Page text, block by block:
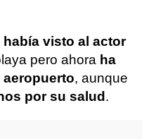
visto al actor
pero ahora ha
, aunque
por su salud.